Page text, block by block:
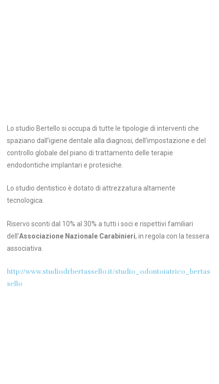
Lo studio Bertello si occupa di tutte le tipologie di interventi che
spaziano dall’igiene dentale alla diagnosi, dell’impostazione e del
controllo globale del piano di trattamento delle terapie
endodontiche implantari e protesiche.
Lo studio dentistico è dotato di attrezzatura altamente
tecnologica.
Riservo sconti dal 10% al 30% a tutti i soci e rispettivi familiari
dell’Associazione Nazionale Carabinieri, in regola con la tessera
associativa.
http://www.studiodrbertassello.it/studio_odontoiatrico_bertas
sello